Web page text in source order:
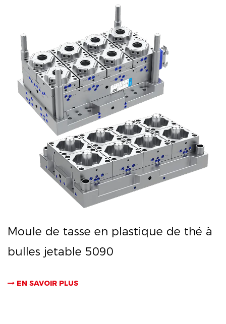
Moule de tasse en plastique de thé à
bulles jetable 5090
EN SAVOIR PLUS